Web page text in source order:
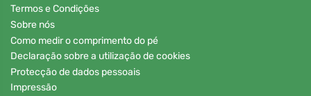
Termos e Condições
Sobre nós
Como medir o comprimento do pé
Declaração sobre a utilização de cookies
Protecção de dados pessoais
Impressão